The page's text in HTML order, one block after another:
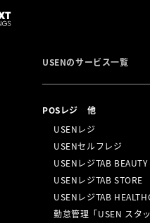
USENのサービス一覧
POSレジ 他
USENレジ
USENセルフレジ
USENレジTAB BEAUTY
USENレジTAB STORE
USENレジTAB
勤怠管理「USEN スタ